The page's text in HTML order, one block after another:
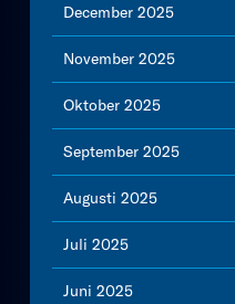
December 2025
November 2025
Oktober 2025
September 2025
Augusti 2025
Juli 2025
Juni 2025